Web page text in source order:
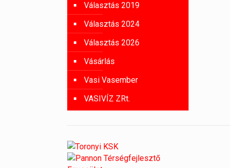
Választás 2019
Választás 2024
Választás 2026
Vásárlás
Vasi Vasember
VASIVÍZ ZRt.